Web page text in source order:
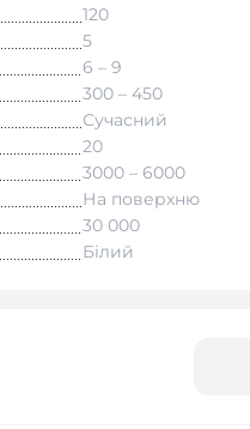
120
5
6 – 9
300 – 450
Сучасний
20
3000 – 6000
На поверхню
30 000
Білий